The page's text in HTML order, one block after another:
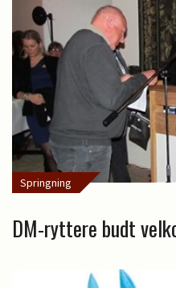
Springning
DM-ryttere budt